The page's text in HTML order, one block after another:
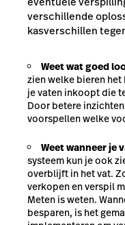
verschillende
kasverschillen
Weet wat goed
zien welke bieren
je vaten inkoopt die
Door betere
voorspellen welke
Weet wanneer je
systeem kun je ook
overblijft in het vat.
verkopen en verspil
Meten is weten.
besparen, is het